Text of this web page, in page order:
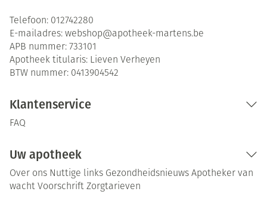
Telefoon: 012742280
E-mailadres: webshop@apotheek-martens.be
APB nummer: 733101
Apotheek titularis: Lieven Verheyen
BTW nummer: 0413904542
Klantenservice
FAQ
Uw apotheek
Over ons Nuttige links Gezondheidsnieuws Apotheker van
wacht Voorschrift Zorgtarieven